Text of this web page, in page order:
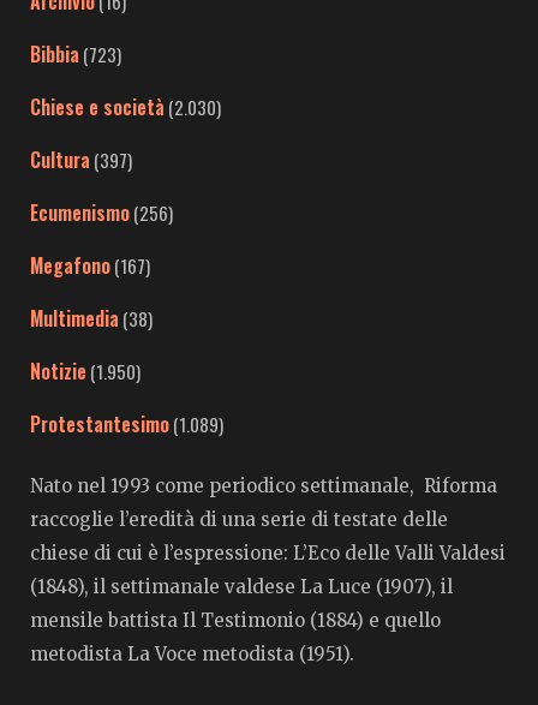
Bibbia (723)
Chiese e società (2.030)
Cultura (397)
Ecumenismo(256)
Megafono(167)
Multimedia (38)
Notizie (1.950)
Protestantesimo(1.089)
Nato nel 1993 come periodico settimanale, Riforma
raccoglie l’eredità di una serie di testate delle
chiese di cui è l’espressione: L’Eco delle Valli Valdesi
(1848), il settimanale valdese La Luce (1907), il
mensile battista Il Testimonio (1884) e quello
metodista La Voce metodista (1951).